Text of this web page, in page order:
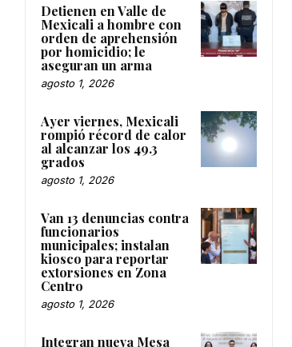
Detienen en Valle de
Mexicali a hombre con
orden de aprehensión
por homicidio; le
aseguran un arma
agosto 1, 2026
Ayer viernes, Mexicali
rompió récord de calor
al alcanzar los 49.3
grados
agosto 1, 2026
Van 13 denuncias contra
funcionarios
municipales; instalan
kiosco para reportar
extorsiones en Zona
Centro
agosto 1, 2026
Integran nueva Mesa